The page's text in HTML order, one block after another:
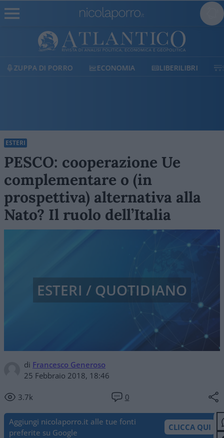
ECONOMIA LIBERILIBRI SHOP SOSTIENICI
ESTERI
PESCO: cooperazione Ue
complementare o (in
prospettiva) alternativa alla
Nato? Il ruolo dell’Italia
di Francesco Generoso
25 Febbraio 2018, 18:46
3.7k 0
ESTERI / QUOTIDIANO
Aggiungi nicolaporro.it alle tue fonti
preferite su Google
CLICCA QUI